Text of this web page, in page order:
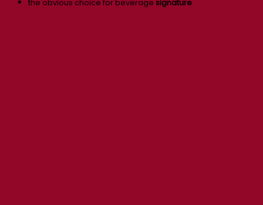
the obvious choice for beverage signature